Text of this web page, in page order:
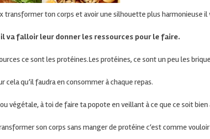
transformer ton corps et avoir une silhouette plus harmonieuse il
va falloir leur donner les ressources pour le faire.
ce sont les protéines.Les protéines, ce sont un peu les
cela qu’il faudra en consommer à chaque repas.
végétale, à toi de faire ta popote en veillant à ce que ce soit
son corps sans manger de protéine c‘est comme